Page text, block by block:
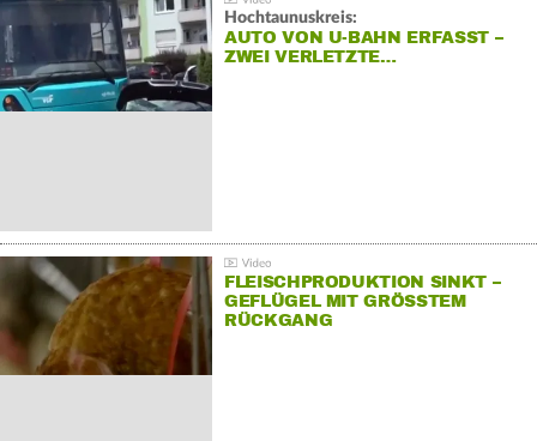
Hochtaunuskreis:
AUTO VON U-BAHN ERFASST –
ZWEI VERLETZTE…
FLEISCHPRODUKTION SINKT –
GEFLÜGEL MIT GRÖSSTEM R
ÜCKGANG